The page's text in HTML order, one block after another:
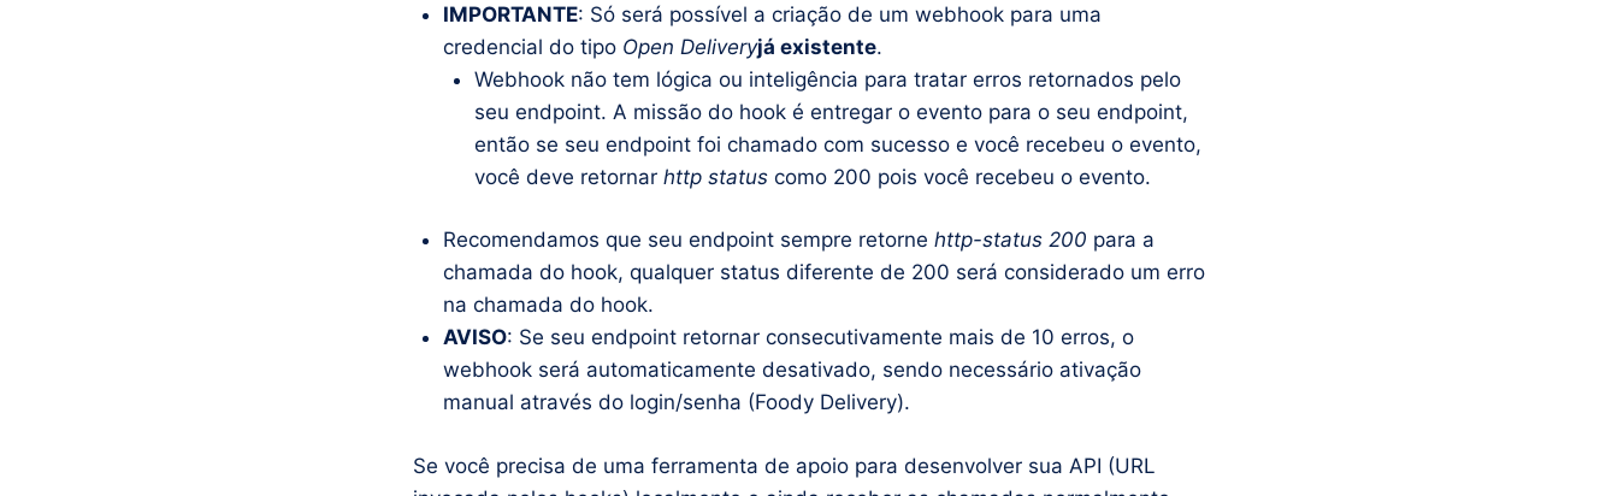
IMPORTANTE: Só será possível a criação de um webhook para uma
credencial do tipo Open Deliveryjá existente.
Webhook não tem lógica ou inteligência para tratar erros retornados pelo
seu endpoint. A missão do hook é entregar o evento para o seu endpoint,
então se seu endpoint foi chamado com sucesso e você recebeu o evento,
você deve retornar http statuscomo 200 pois você recebeu o evento.
Recomendamos que seu endpoint sempre retornehttp-status 200 para a
chamada do hook, qualquer status diferente de 200 será considerado um erro
na chamada do hook.
AVISO: Se seu endpoint retornar consecutivamente mais de 10 erros, o
webhook será automaticamente desativado, sendo necessário ativação
manual através do login/senha (Foody Delivery).
Se você precisa de uma ferramenta de apoio para desenvolver sua API (URL